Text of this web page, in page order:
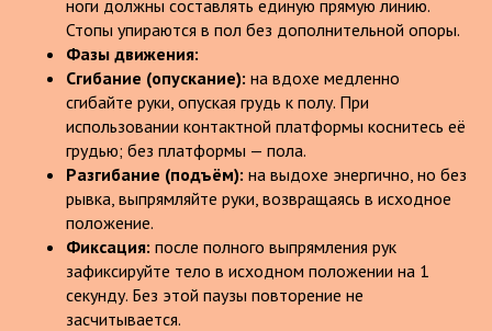
ноги должны составлять единую прямую линию.
Стопы упираются в пол без дополнительной опоры.
Фазы движения:
Сгибание (опускание): на вдохе медленно
сгибайте руки, опуская грудь к полу. При
использовании контактной платформы коснитесь её
грудью; без платформы — пола.
Разгибание (подъём): на выдохе энергично, но без
рывка, выпрямляйте руки, возвращаясь в исходное
положение.
Фиксация: после полного выпрямления рук
зафиксируйте тело в исходном положении на 1
секунду. Без этой паузы повторение не
засчитывается.